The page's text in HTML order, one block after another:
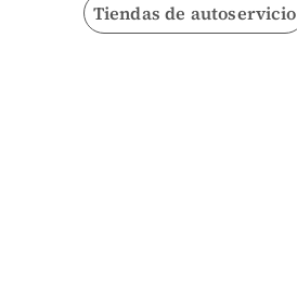
Tiendas de autoservicio